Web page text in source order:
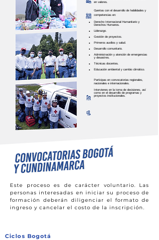
en valores.
Cuentas con el desarrollo de habilidades y
competencias en:
Derecho Internacional Humanitario y
Derechos Humanos.
Liderazgo.
Gestión de proyectos.
Primeros auxilios y salud.
Desarrollo comunitario.
Administración y atención de emergencias
y desastres.
Técnicas docentes.
Educación ambiental y cambio climático.
Participas en convocatorias regionales,
nacionales e internacionales.
Intervienes en la toma de decisiones, así
como en el desarrollo de programas y
proyectos institucionales.
Este proceso es de carácter voluntario. Las
personas interesadas en iniciar su proceso de
formación deberán diligenciar el formato de
ingreso y cancelar el costo de la inscripción.
Ciclos Bogotá